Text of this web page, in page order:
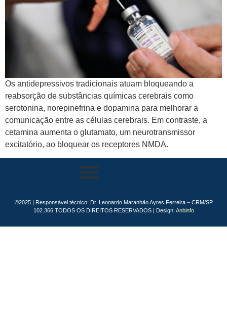
Os antidepressivos tradicionais atuam bloqueando a
reabsorção de substâncias químicas cerebrais como
serotonina, norepinefrina e dopamina para melhorar a
comunicação entre as células cerebrais. Em contraste, a
cetamina aumenta o glutamato, um neurotransmissor
excitatório, ao bloquear os receptores NMDA.
©2025 | Responsável técnico: Dr. Leonardo Maranhão Ayres Ferreira – CRM/SP
102.366 TODOS OS DIREITOS RESERVADOS | Design: Anbinfo